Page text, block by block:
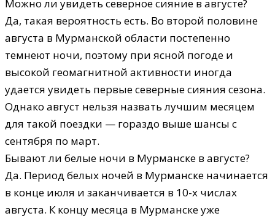
Можно ли увидеть северное сияние в августе?
Да, такая вероятность есть. Во второй половине
августа в Мурманской области постепенно
темнеют ночи, поэтому при ясной погоде и
высокой геомагнитной активности иногда
удается увидеть первые северные сияния сезона.
Однако август нельзя назвать лучшим месяцем
для такой поездки — гораздо выше шансы с
сентября по март.
Бывают ли белые ночи в Мурманске в августе?
Да. Период белых ночей в Мурманске начинается
в конце июля и заканчивается в 10-х числах
августа. К концу месяца в Мурманске уже